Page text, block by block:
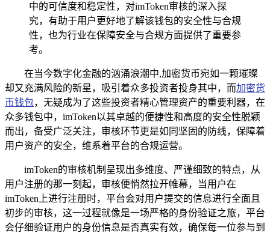
中的可信度和稳定性，对imToken审核的深入探
究，有助于用户更好地了解该钱包的安全性与合规
性，也为行业在保障安全与合规方面提供了重要参
考。
在当今数字化金融的汹涌浪潮中,加密货币宛如一颗璀璨
却又充满风险的新星，吸引着众多投资者投身其中，而加密货
币钱包，无疑成为了这些投资者精心管理资产的重要利器，在
众多钱包中，imToken以其卓越的便捷性和高度的安全性脱颖
而出，备受广泛关注，审核环节更是如同坚固的防线，保障着
用户资产的安全，维系着平台的合规运营。
imToken的审核机制呈现出多维度、严谨细致的特点，从
用户注册的那一刻起，审核便悄然拉开帷幕，当用户在
imToken上进行注册时，平台会对用户提交的信息进行全面且
初步的审核，这一过程就像是一场严格的身份验证之旅，平台
会仔细验证用户的身份信息是否真实有效，确保每一位参与到